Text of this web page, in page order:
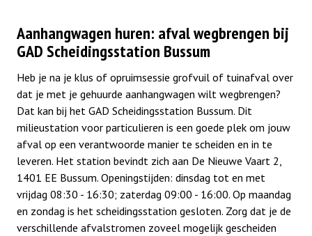
Aanhangwagen huren: afval wegbrengen bij
GAD Scheidingsstation Bussum
Heb je na je klus of opruimsessie grofvuil of tuinafval over
dat je met je gehuurde aanhangwagen wilt wegbrengen?
Dat kan bij het GAD Scheidingsstation Bussum. Dit
milieustation voor particulieren is een goede plek om jouw
afval op een verantwoorde manier te scheiden en in te
leveren. Het station bevindt zich aan De Nieuwe Vaart 2,
1401 EE Bussum. Openingstijden: dinsdag tot en met
vrijdag 08:30 - 16:30; zaterdag 09:00 - 16:00. Op maandag
en zondag is het scheidingsstation gesloten. Zorg dat je de
verschillende afvalstromen zoveel mogelijk gescheiden